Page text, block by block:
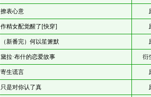
撩表心意
作精女配觉醒了[快穿]
（新番完）何以笙箫默
黛拉·布什的恋爱故事 衍
寄生谎言
只是对你认了真